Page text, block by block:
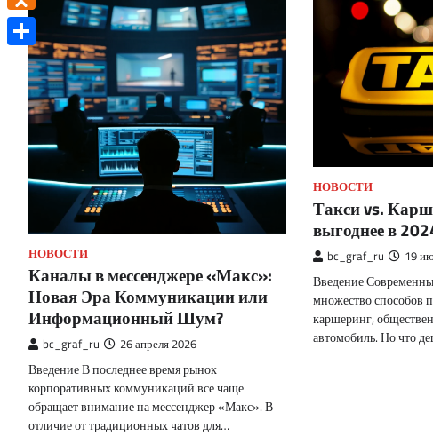
НОВОСТИ
Каналы в мессенджере «Макс»:
Новая Эра Коммуникации или
Информационный Шум?
bc_graf_ru 26 апреля 2026
Введение В последнее время рынок
корпоративных коммуникаций все чаще
обращает внимание на мессенджер «Макс». В
отличие от традиционных чатов для…
НОВОСТИ
Такси vs.
выгоднее в
bc_graf_ru 19
Введение
множество способов
каршеринг,
автомобиль. Но что
Odnoklassniki
Отправить